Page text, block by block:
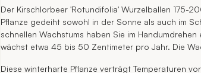
Der Kirschlorbeer 'Rotundifolia' Wurzelballen 175-
Pflanze gedeiht sowohl in der Sonne als auch im
schnellen Wachstums haben Sie im
wächst etwa 45 bis 50 Zentimeter pro Jahr. Die
Diese winterharte Pflanze verträgt Temperaturen